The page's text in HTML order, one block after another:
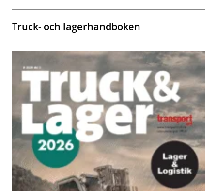
Truck- och lagerhandboken